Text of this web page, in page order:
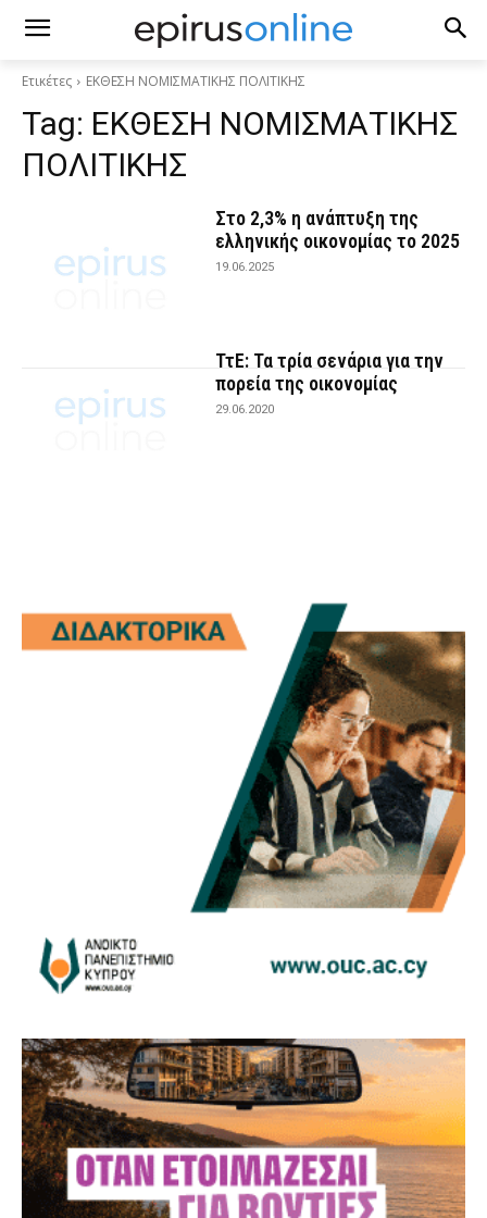
Ετικέτες ΕΚΘΕΣΗ ΝΟΜΙΣΜΑΤΙΚΗΣ ΠΟΛΙΤΙΚΗΣ
Tag: ΕΚΘΕΣΗ ΝΟΜΙΣΜΑΤΙΚΗΣ
ΠΟΛΙΤΙΚΗΣ
Στο 2,3% η ανάπτυξη της
ελληνικής οικονομίας το 2025
19.06.2025
ΤτΕ: Τα τρία σενάρια για την
πορεία της οικονομίας
29.06.2020